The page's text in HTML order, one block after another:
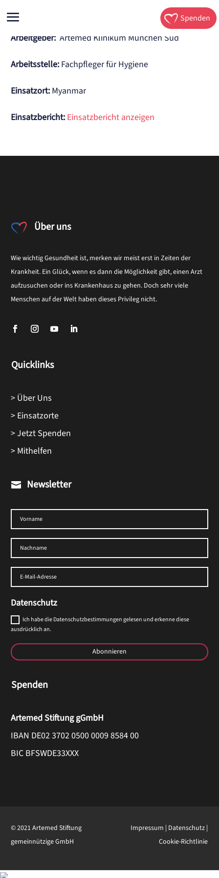
Spenden
Arbeitgeber: Artemed Klinikum München Süd
Arbeitsstelle: Fachpfleger für Hygiene
Einsatzort: Myanmar
Einsatzbericht: Einsatzbericht anzeigen
Über uns
Wie wichtig Gesundheit ist, merken wir meist erst in Zeiten der
Krankheit. Ein Glück, wenn es dann die Möglichkeit gibt, einen Arzt
aufzusuchen oder ins Krankenhaus zu gehen. Doch sehr viele
Menschen auf der Welt haben dieses Privileg nicht.
Quicklinks
> Über Uns
> Einsatzorte
> Jetzt Spenden
> Mithelfen
 Newsletter
Datenschutz
Ich habe die Datenschutzbestimmungen gelesen und erkenne diese
ausdrücklich an.
Abonnieren
Spenden
Artemed Stiftung gGmbH
IBAN DE02 3702 0500 0009 8584 00
BIC BFSWDE33XXX
© 2021 Artemed Stiftung
gemeinnützige GmbH
Impressum | Datenschutz |
Cookie-Richtlinie